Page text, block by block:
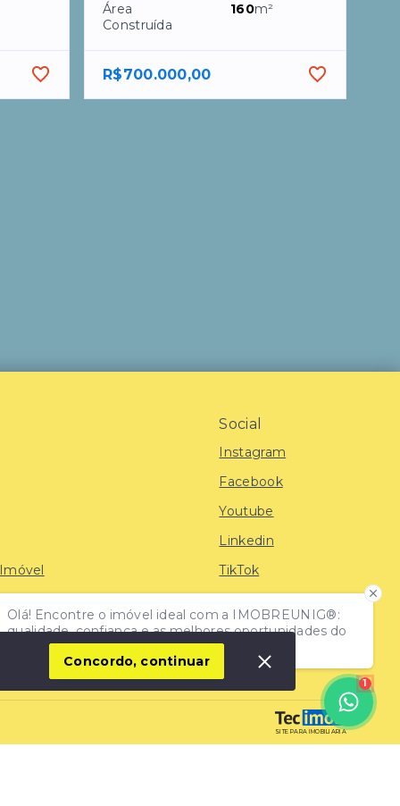
Área
Construída
160m²
R$700.000,00
Olá! Encontre o imóvel ideal com a IMOBREUNIG®:
qualidade, confiança e as melhores oportunidades do
mercado!
1
Social
Instagram
Facebook
Youtube
Linkedin
TikTok
SITE PARA IMOBILIARIA
Concordo, continuar